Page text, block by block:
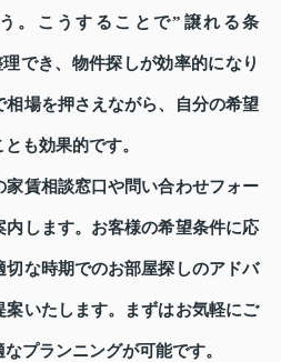
。こうすることで”譲れる条
でき、物件探しが効率的になり
相場を押さえながら、自分の希望
も効果的です。
賃相談窓口や問い合わせフォー
内します。お客様の希望条件に応
切な時期でのお部屋探しのアドバ
案いたします。まずはお気軽にご
プランニングが可能です。